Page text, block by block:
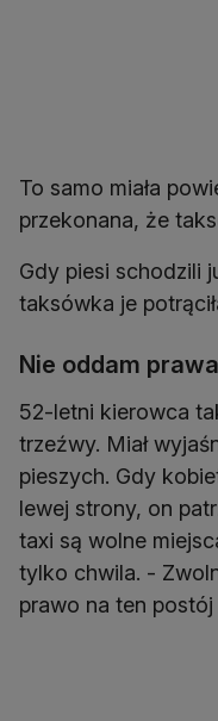
To samo miała
przekonana, że
Gdy piesi schodzili
taksówka je
Nie oddam
52-letni kierowca
trzeźwy. Miał
pieszych. Gdy
lewej strony, on
taxi są wolne
tylko chwila. -
prawo na ten postój